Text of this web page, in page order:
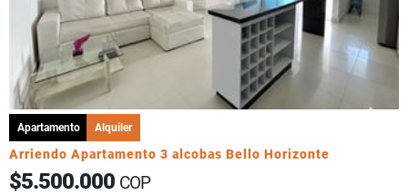
Apartamento Alquiler
Arriendo Apartamento 3 alcobas Bello Horizonte
$5.500.000 COP